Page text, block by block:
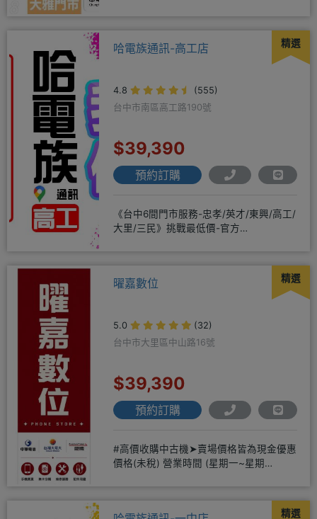
精選
哈電族通訊-高工店
4.8
(555)
台中市南區高工路190號
$39,390
預約訂購
《台中6間門市服務-忠孝/英才/東興/高工/
大里/三民》挑戰最低價-官方
精選
曜嘉數位
5.0
(32)
台中市大里區中山路16號
$39,390
預約訂購
#高價收購中古機➤賣場價格皆為現金優惠
價格(未稅) 營業時間 (星期一~星期
精選